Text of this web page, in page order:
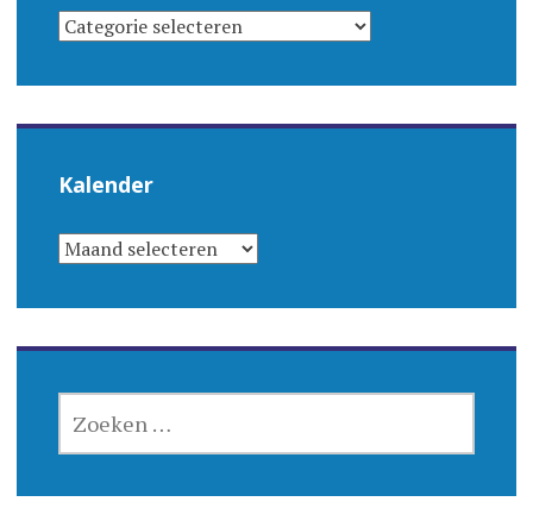
CATEGORIEËN
Kalender
KALENDER
NAAR: